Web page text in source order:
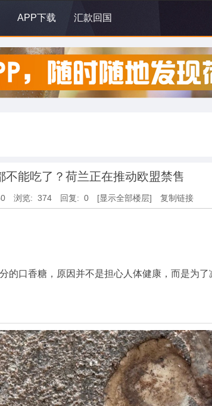
APP下载 汇款回国
不能吃了？荷兰正在推动欧盟禁售
浏览: 374 回复: 0 [显示全部楼层] 复制链接
的口香糖，原因并不是担心人体健康，而是为了